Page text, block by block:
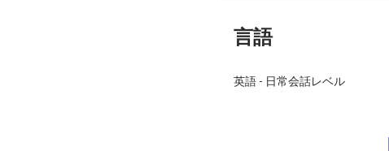
言語
英語- 日常会話レベル